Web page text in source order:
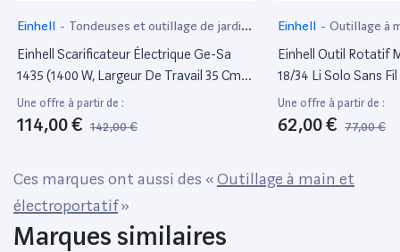
Einhell - Tondeuses et outillage de jardin
motorisé
Einhell Scarificateur Électrique Ge-Sa
1435 (1400 W, Largeur De Travail 35 Cm,
Grand Bac De Ramassage De 28 L,
Surface Conseillée 500 M²)
Une offre à partir de :
114,00 € 142,00 €
Einhell - Outillage à
électroportatif
Einhell Outil Rotatif
18/34 Li Solo Sans
(18 V, Tige De 92
Gravure, Avec Kit
Une offre à partir de :
62,00 € 77,00 €
Ces marques ont aussi des «Outillage à main et
électroportatif»
Marques similaires